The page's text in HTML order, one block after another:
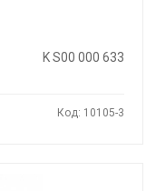
K S00 000 633
Код: 10105-3